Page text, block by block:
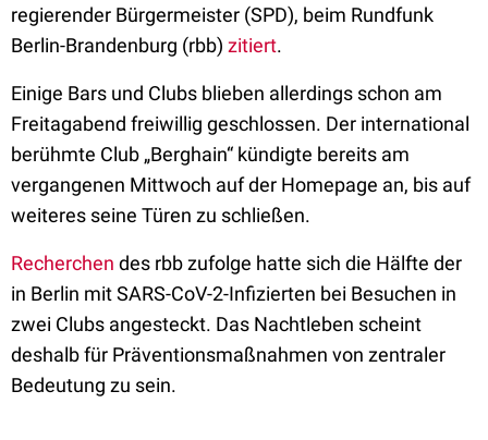
regierender Bürgermeister (SPD), beim Rundfunk
Berlin-Brandenburg (rbb) zitiert.
Einige Bars und Clubs blieben allerdings schon am
Freitagabend freiwillig geschlossen. Der international
berühmte Club „Berghain“ kündigte bereits am
vergangenen Mittwoch auf der Homepage an, bis auf
weiteres seine Türen zu schließen.
Recherchen des rbb zufolge hatte sich die Hälfte der
in Berlin mit SARS-CoV-2-Infizierten bei Besuchen in
zwei Clubs angesteckt. Das Nachtleben scheint
deshalb für Präventionsmaßnahmen von zentraler
Bedeutung zu sein.